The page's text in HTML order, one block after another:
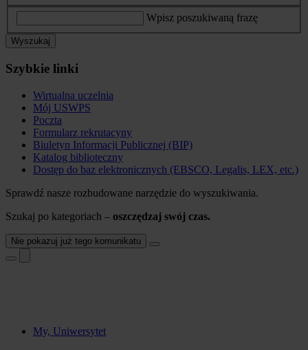
Wpisz poszukiwaną frazę
Wyszukaj
Szybkie linki
Wirtualna uczelnia
Mój USWPS
Poczta
Formularz rekrutacyny
Biuletyn Informacji Publicznej (BIP)
Katalog biblioteczny
Dostęp do baz elektronicznych (EBSCO, Legalis, LEX, etc.)
Sprawdź nasze rozbudowane narzędzie do wyszukiwania.
Szukaj po kategoriach – oszczędzaj swój czas.
Nie pokazuj już tego komunikatu
My, Uniwersytet